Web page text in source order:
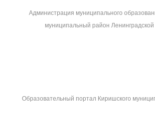
Администрация муниципального
муниципальный район Ленинградской
Образовательный портал Киришского